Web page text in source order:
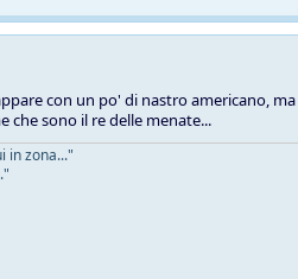
con un po' di nastro americano,
che sono il re delle menate...
in zona..."